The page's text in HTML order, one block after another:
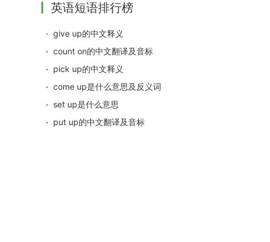
英语短语排行榜
give up的中文释义
count on的中文翻译及音标
pick up的中文释义
come up是什么意思及反义词
set up是什么意思
put up的中文翻译及音标